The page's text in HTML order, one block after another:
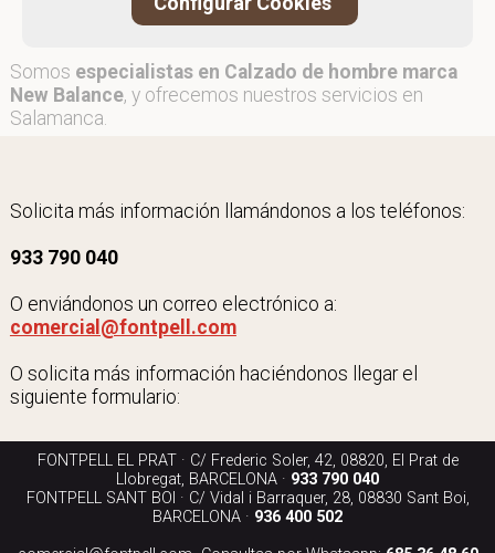
Somos especialistas en Calzado de hombre marca
New Balance, y ofrecemos nuestros servicios en
Salamanca.
Solicita más información llamándonos a los teléfonos:
933 790 040
O enviándonos un correo electrónico a:
comercial@fontpell.com
O solicita más información haciéndonos llegar el
siguiente formulario:
FONTPELL EL PRAT · C/ Frederic Soler, 42, 08820, El Prat de
Llobregat, BARCELONA · 933 790 040
FONTPELL SANT BOI · C/ Vidal i Barraquer, 28, 08830 Sant Boi,
BARCELONA · 936 400 502